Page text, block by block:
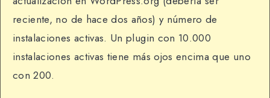
reciente, no de hace dos años) y número de
instalaciones activas. Un plugin con 10.000
instalaciones activas tiene más ojos encima que uno
con 200.